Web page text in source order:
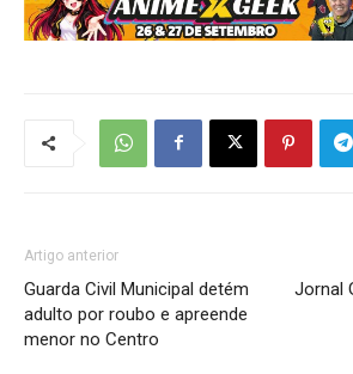
Artigo anterior
Guarda Civil Municipal detém
adulto por roubo e apreende
menor no Centro
Jornal